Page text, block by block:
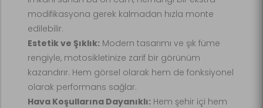
modifikasyona gerek kalmadan hızla monte
edilebilir.
Estetik ve Şıklık: Modern tasarımı ve şık füme
rengiyle, motosikletinize zarif bir görünüm
kazandırır. Hem görsel olarak hem de fonksiyonel
olarak performans sağlar.
Hava Koşullarına Dayanıklı: Hem şehir içi hem